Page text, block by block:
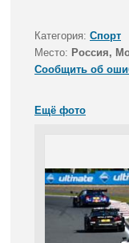
Категория: Спорт
Место: Россия,
Сообщить об
Ещё фото